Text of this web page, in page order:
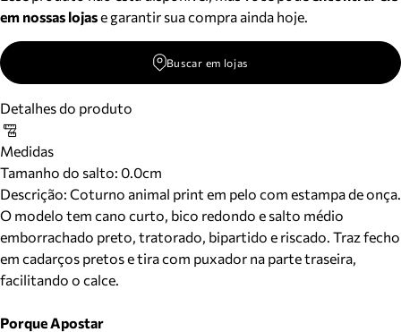
em nossas lojase garantir sua compra ainda hoje.
Buscar em lojas
Detalhes do produto
Medidas
Tamanho do salto: 0.0cm
Descrição: Coturno animal print em pelo com estampa de onça.
O modelo tem cano curto, bico redondo e salto médio
emborrachado preto, tratorado, bipartido e riscado. Traz fecho
em cadarços pretos e tira com puxador na parte traseira,
facilitando o calce.
Porque Apostar